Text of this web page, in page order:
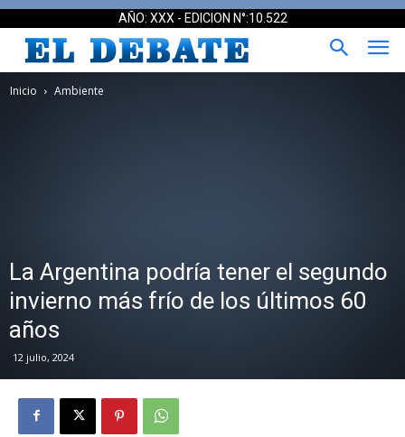
AÑO: XXX - EDICION N°:10.522
Inicio Ambiente
La Argentina podría tener el segundo
invierno más frío de los últimos 60
años
12 julio, 2024